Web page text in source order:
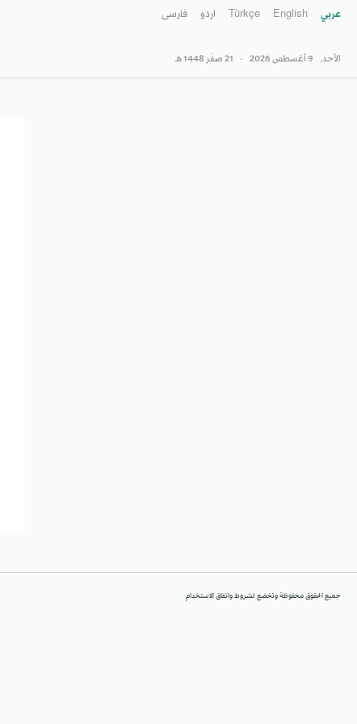
عربي English
Türkçe اردو فارسى
الأحد, 9 أغسطس 2026 - 21 صفَر 1448 هـ
جميع الحقوق محفوظة وتخضع لشروط واتفاق الاستخدام